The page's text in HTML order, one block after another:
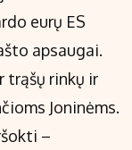
eurų ES
apsaugai.
trąšų rinkų ir
Joninėms.
–